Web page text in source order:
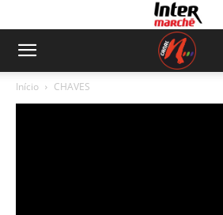
Início CHAVES